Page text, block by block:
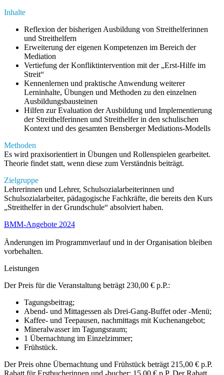
Inhalte
Reflexion der bisherigen Ausbildung von Streithelferinnen
und Streithelfern
Erweiterung der eigenen Kompetenzen im Bereich der
Mediation
Vertiefung der Konfliktintervention mit der „Erst-Hilfe im
Streit“
Kennenlernen und praktische Anwendung weiterer
Lerninhalte, Übungen und Methoden zu den einzelnen
Ausbildungsbausteinen
Hilfen zur Evaluation der Ausbildung und Implementierung
der Streithelferinnen und Streithelfer in den schulischen
Kontext und des gesamten Bensberger Mediations-Modells
Methoden
Es wird praxisorientiert in Übungen und Rollenspielen gearbeitet.
Theorie findet statt, wenn diese zum Verständnis beiträgt.
Zielgruppe
Lehrerinnen und Lehrer, Schulsozialarbeiterinnen und
Schulsozialarbeiter, pädagogische Fachkräfte, die bereits den Kurs
„Streithelfer in der Grundschule“ absolviert haben.
BMM-Angebote 2024
Änderungen im Programmverlauf und in der Organisation bleiben
vorbehalten.
Leistungen
Der Preis für die Veranstaltung beträgt 230,00 € p.P.:
Tagungsbeitrag;
Abend- und Mittagessen als Drei-Gang-Buffet oder -Menü;
Kaffee- und Teepausen, nachmittags mit Kuchenangebot;
Mineralwasser im Tagungsraum;
1 Übernachtung im Einzelzimmer;
Frühstück.
Der Preis ohne Übernachtung und Frühstück beträgt 215,00 € p.P.
Rabatt für Erstbucherinnen und -bucher: 15,00 € p.P. Der Rabatt